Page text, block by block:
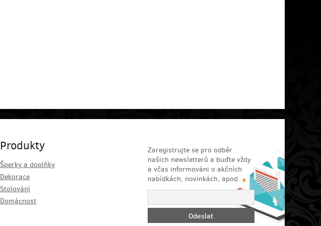
Produkty
Šperky a doplňky
Dekorace
Stolování
Domácnost
Zaregistrujte se pro odběr
našich newsletterů a buďte vždy
a včas informováni o akčních
nabídkách, novinkách, apod.